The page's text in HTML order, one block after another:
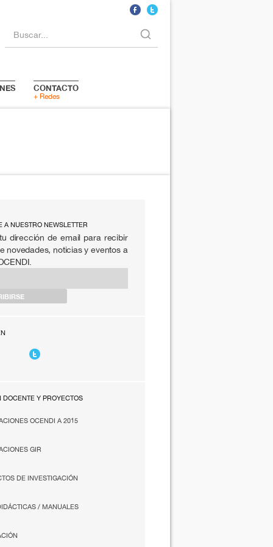
Buscar...
CONTACTO
+ Redes
A NUESTRO NEWSLETTER
dirección de email para recibir
novedades, noticias y eventos a
DOCENTE Y PROYECTOS
OCENDI A 2015
GIR
DE INVESTIGACIÓN
/ MANUALES